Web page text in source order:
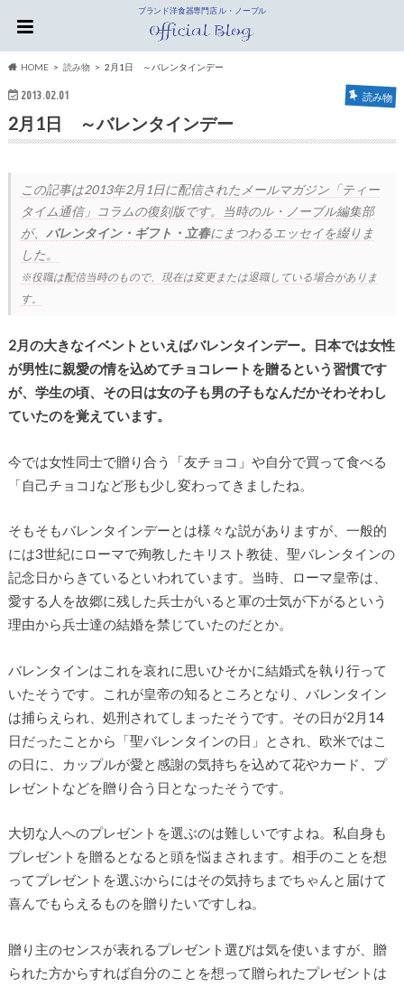
ブランド洋食器専門店 ル・ノーブル
HOME 読み物 2月1日 ～バレンタインデー
2013.02.01 読み物
2月1日 ～バレンタインデー
この記事は2013年2月1日に配信されたメールマガジン「ティー
タイム通信」コラムの復刻版です。当時のル・ノーブル編集部
が、 バレンタイン・ギフト・立春にまつわるエッセイを綴りま
した。
※役職は配信当時のもので、現在は変更または退職している場合がありま
す。
2月の大きなイベントといえばバレンタインデー。日本では女性
が男性に親愛の情を込めてチョコレートを贈るという習慣です
が、学生の頃、その日は女の子も男の子もなんだかそわそわし
ていたのを覚えています。
今では女性同士で贈り合う「友チョコ」や自分で買って食べる
「自己チョコ｣など形も少し変わってきましたね。
そもそもバレンタインデーとは様々な説がありますが、一般的
には3世紀にローマで殉教したキリスト教徒、聖バレンタインの
記念日からきているといわれています。当時、ローマ皇帝は、
愛する人を故郷に残した兵士がいると軍の士気が下がるという
理由から兵士達の結婚を禁じていたのだとか。
バレンタインはこれを哀れに思いひそかに結婚式を執り行って
いたそうです。これが皇帝の知るところとなり、バレンタイン
は捕らえられ、処刑されてしまったそうです。その日が2月14
日だったことから「聖バレンタインの日」とされ、欧米ではこ
の日に、カップルが愛と感謝の気持ちを込めて花やカード、プ
レゼントなどを贈り合う日となったそうです。
大切な人へのプレゼントを選ぶのは難しいですよね。私自身も
プレゼントを贈るとなると頭を悩まされます。相手のことを想
ってプレゼントを選ぶからにはその気持ちまでちゃんと届けて
喜んでもらえるものを贈りたいですしね。
贈り主のセンスが表れるプレゼント選びは気を使いますが、贈
られた方からすれば自分のことを想って贈られたプレゼントは